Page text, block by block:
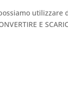
utilizzare
E